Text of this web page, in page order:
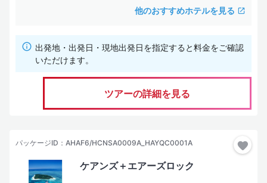
他のおすすめホテルを見る
出発地・出発日・現地出発日を指定すると料金をご確認
いただけます。
ツアーの詳細を見る
パッケージID：AHAF6/HCNSA0009A_HAYQC0001A
ケアンズ＋エアーズロック